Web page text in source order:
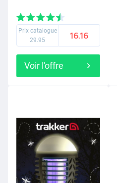
Prix catalogue
29.95
16.16
Voir l'offre